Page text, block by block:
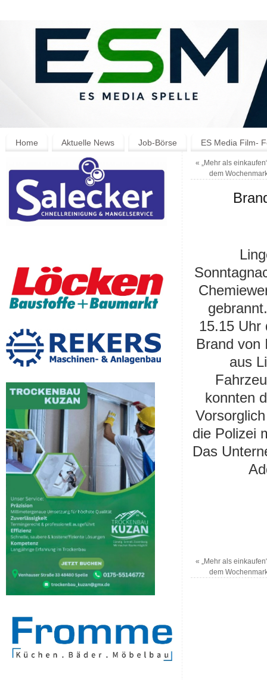
Home Aktuelle News Job-Börse ES Media Film-
« „Mehr als
dem
15.15 Uhr
Brand von
aus
konnten
die Polizei
Das
« „Mehr als
dem